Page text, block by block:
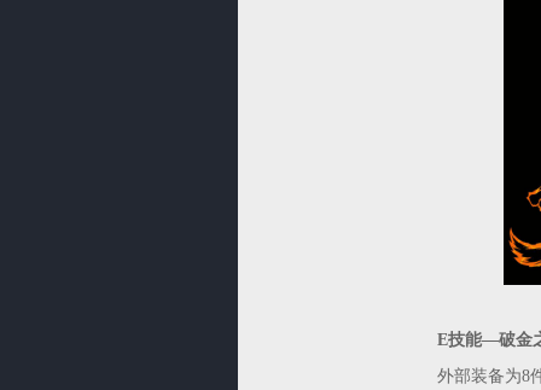
E技能—破金
外部装备为8